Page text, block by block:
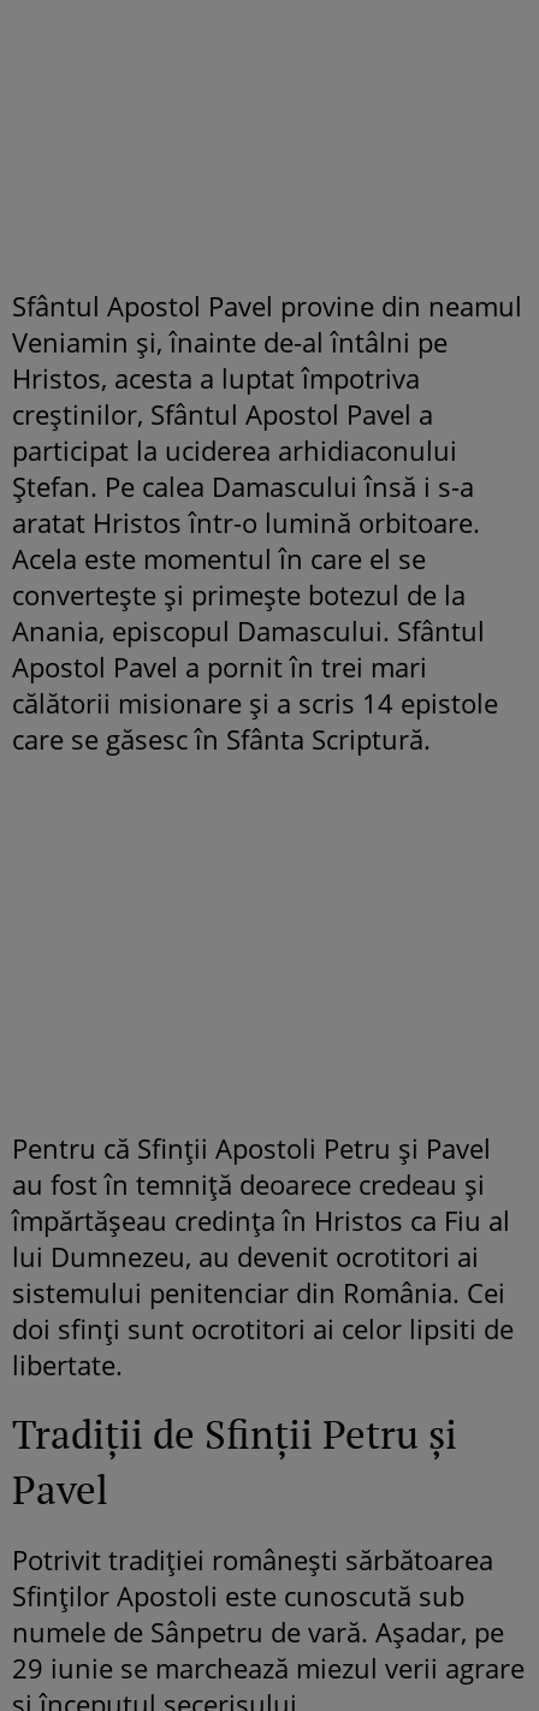
Sfântul Apostol Pavel provine din neamul
Veniamin și, înainte de-al întâlni pe
Hristos, acesta a luptat împotriva
creştinilor, Sfântul Apostol Pavel a
participat la uciderea arhidiaconului
Ştefan. Pe calea Damascului însă i s-a
aratat Hristos într-o lumină orbitoare.
Acela este momentul în care el se
converteşte şi primeşte botezul de la
Anania, episcopul Damascului. Sfântul
Apostol Pavel a pornit în trei mari
călătorii misionare și a scris 14 epistole
care se găsesc în Sfânta Scriptură.
Pentru că Sfinţii Apostoli Petru şi Pavel
au fost în temniţă deoarece credeau și
împărtășeau credința în Hristos ca Fiu al
lui Dumnezeu, au devenit ocrotitori ai
sistemului penitenciar din România. Cei
doi sfinţi sunt ocrotitori ai celor lipsiti de
libertate.
Tradiții de Sfinții Petru și
Pavel
Potrivit tradiției românești sărbătoarea
Sfinţilor Apostoli este cunoscută sub
numele de Sânpetru de vară. Așadar, pe
29 iunie se marchează miezul verii agrare
şi începutul secerişului.